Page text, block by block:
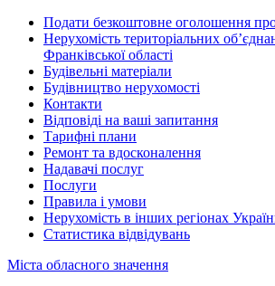
Подати безкоштовне оголошення
Нерухомість територіальних
Франківської області
Будівельні матеріали
Будівництво нерухомості
Контакти
Відповіді на ваші запитання
Тарифні плани
Ремонт та вдосконалення
Надавачі послуг
Послуги
Правила і умови
Нерухомість в інших регіонах
Статистика відвідувань
Міста обласного значення